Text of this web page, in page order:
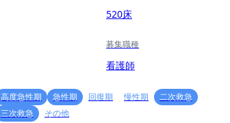
520床
募集職種
看護師
高度急性期 急性期 回復期 慢性期
二次救急
三次救急
その他